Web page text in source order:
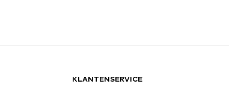
KLANTENSERVICE